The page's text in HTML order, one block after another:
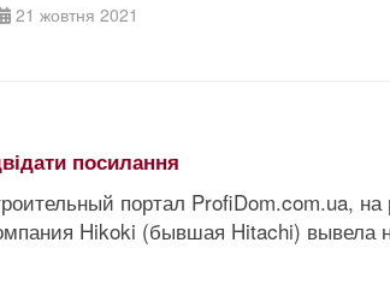
21 жовтня 2021
посилання
портал ProfiDom.com.ua, на
Hikoki (бывшая Hitachi)